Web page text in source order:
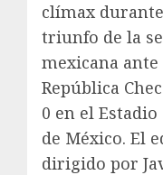
clímax
triunfo de la
mexicana ante
República
0 en el Estadio
de México. El
dirigido por